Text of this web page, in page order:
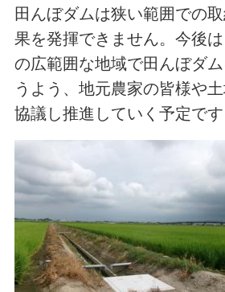
田んぼダムは狭い範囲での
果を発揮できません。今後
の広範囲な地域で田んぼダ
うよう、地元農家の皆様や
協議し推進していく予定です